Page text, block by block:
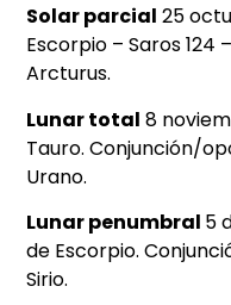
Solar parcial 25
Escorpio – Saros 124
Arcturus.
Lunar total 8
Tauro. Conjunción/
Urano.
Lunar penumbral 5
de Escorpio.
Sirio.